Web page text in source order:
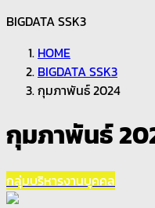
BIGDATA SSK3
HOME
BIGDATA SSK3
กุมภาพันธ์ 2024
กุมภาพันธ์
กลุ่มบริหารงานบุคคล